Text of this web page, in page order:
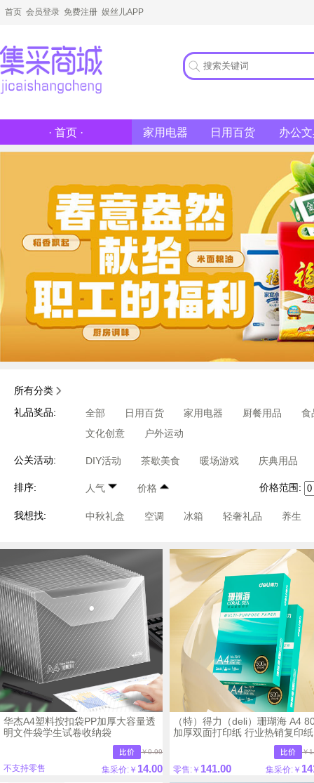
首页 会员登录 免费注册 娱丝儿APP
· 首页 · 家用电器 日用百货 办公
所有分类
礼品奖品:
全部 日用百货 家用电器 厨餐用品
食
文化创意
户外运动
公关活动: DIY活动 茶歇美食 暖场游戏 庆典用品
排序: 人气 价格 价格范围:
我想找: 中秋礼盒 空调 冰箱 轻奢礼品 养生
华杰A4塑料按扣袋PP加厚大容量透
明文件袋学生试卷收纳袋
￥0.99
不支持零售 集采价:￥ 14.00
（特）得力（deli）珊瑚海 A4
加厚双面打印纸 行业热销复印纸
￥
零售:￥ 141.00 集采价:￥